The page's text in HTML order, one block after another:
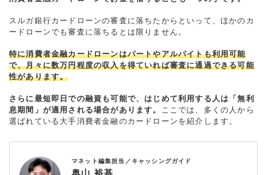
スルガ銀行カードローンの審査に落ちたからといって、ほかのカ
ードローンでも審査に落ちるとは限りません。
特に消費者金融カードローンはパートやアルバイトも利用可能
で、月々に数万円程度の収入を得ていれば審査に通過できる可能
性があります。
さらに最短即日での融資も可能で、はじめて利用する人は「無利
息期間」が適用される場合があります。
ここでは、多くの人から
選ばれている大手消費者金融のカードローンを紹介します。
マネット編集担当／キャッシングガイド
奥山 裕基